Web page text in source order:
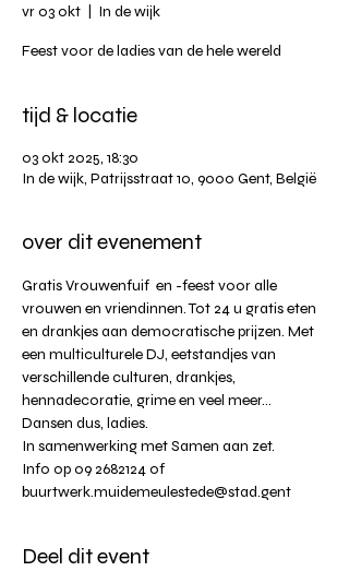
vr 03 okt In de wijk
Feest voor de ladies van de hele wereld
tijd & locatie
03 okt 2025, 18:30
In de wijk, Patrijsstraat 10, 9000 Gent, België
over dit evenement
Gratis Vrouwenfuif  en -feest voor alle
vrouwen en vriendinnen. Tot 24 u gratis eten
en drankjes aan democratische prijzen. Met
een multiculturele DJ, eetstandjes van
verschillende culturen, drankjes,
hennadecoratie, grime en veel meer...
Dansen dus, ladies.
In samenwerking met Samen aan zet.
Info op 09 2682124 of
buurtwerk.muidemeulestede@stad.gent
Deel dit event